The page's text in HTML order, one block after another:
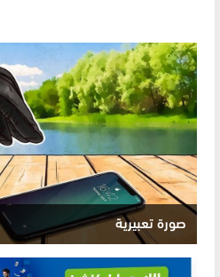
صورة تعبيرية